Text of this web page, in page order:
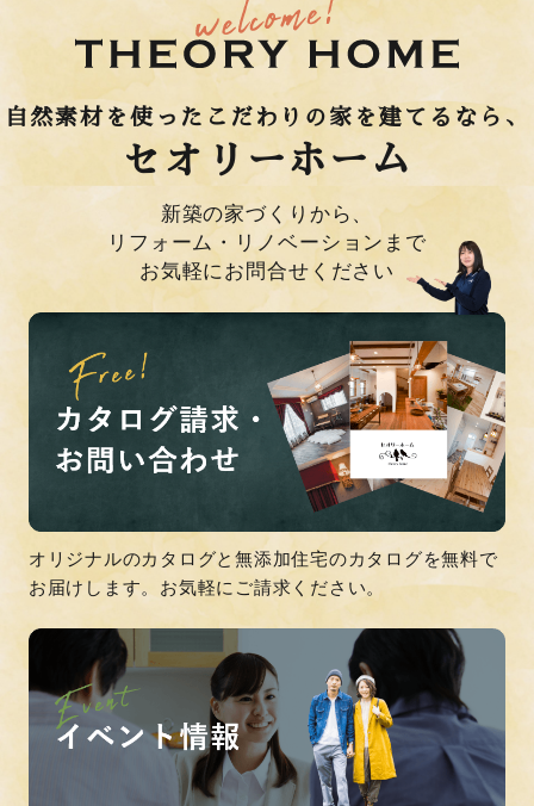
自然素材を使ったこだわりの家を建てるなら、
セオリーホーム
新築の家づくりから、
リフォーム・リノベーションまで
お気軽にお問合せください
オリジナルのカタログと無添加住宅のカタログを無料で
お届けします。お気軽にご請求ください。